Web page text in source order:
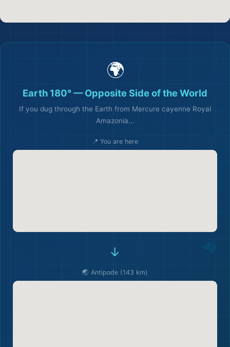
🌍
Earth 180° — Opposite Side of the World
If you dug through the Earth from Mercure cayenne Royal
Amazonia...
📍 You are here
→
🌏 Antipode (143 km)